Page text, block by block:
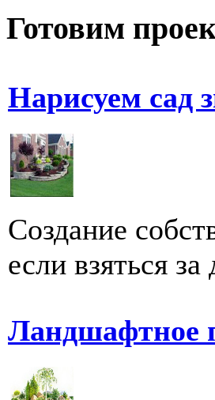
Готовим
Нарисуем сад
Создание
если взяться
Ландшафтное